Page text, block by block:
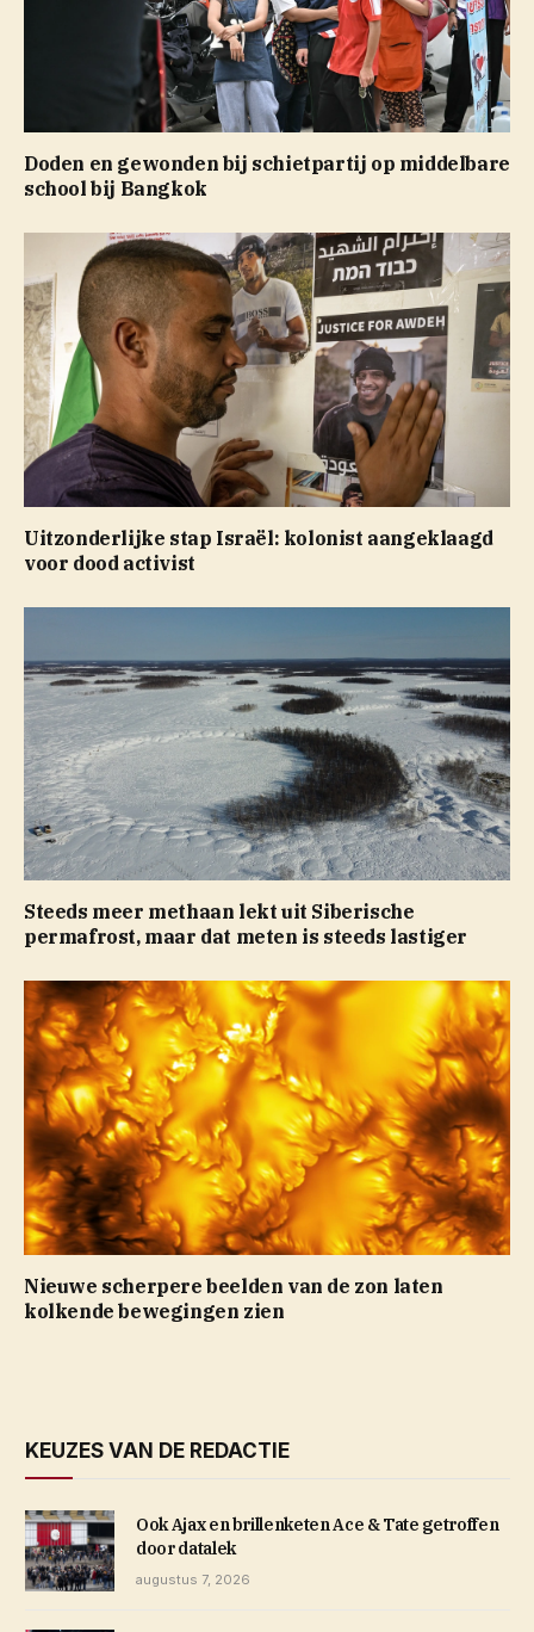
Doden en gewonden bij schietpartij op middelbare
school bij Bangkok
Uitzonderlijke stap Israël: kolonist aangeklaagd
voor dood activist
Steeds meer methaan lekt uit Siberische
permafrost, maar dat meten is steeds lastiger
Nieuwe scherpere beelden van de zon laten
kolkende bewegingen zien
KEUZES VAN DE REDACTIE
Ook Ajax en brillenketen Ace & Tate getroffen
door datalek
augustus 7, 2026